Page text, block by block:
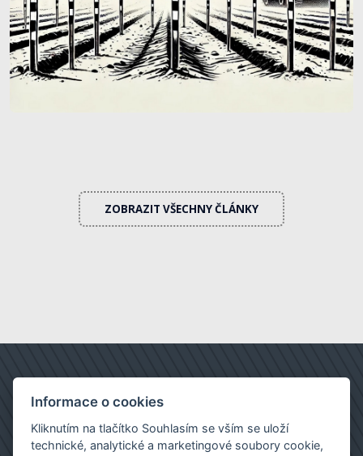
ZOBRAZIT VŠECHNY ČLÁNKY
Informace o cookies
Kliknutím na tlačítko Souhlasím se vším se uloží
technické, analytické a marketingové soubory cookie,